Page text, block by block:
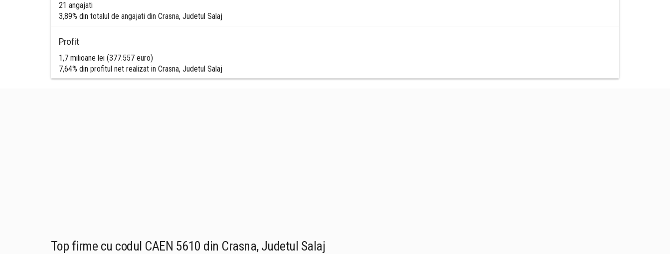
21 angajati
3,89% din totalul de angajati din Crasna, Judetul Salaj
Profit
1,7 milioane lei (377.557 euro)
7,64% din profitul net realizat in Crasna, Judetul Salaj
Top firme cu codul CAEN 5610 din Crasna, Judetul Salaj